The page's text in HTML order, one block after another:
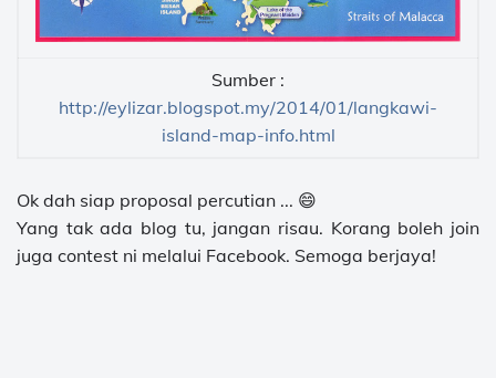
Sumber :
http://eylizar.blogspot.my/2014/01/langkawi-
island-map-info.html
Ok dah siap proposal percutian ... 😄
Yang tak ada blog tu, jangan risau. Korang boleh join
juga contest ni melalui Facebook. Semoga berjaya!